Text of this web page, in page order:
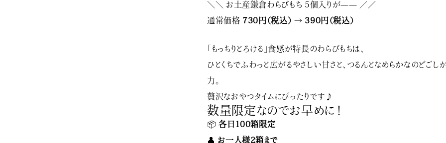
＼＼ お土産鎌倉わらびもち 5個入りが—— ／／
通常価格 730円（税込） → 390円（税込）
「もっちりとろける」食感が特長のわらびもちは、
ひとくちでふわっと広がるやさしい甘さと、つるんとなめらかなのどごし
力。
贅沢なおやつタイムにぴったりです♪
数量限定なのでお早めに！
📦各日100箱限定
👤 お一人様2箱まで